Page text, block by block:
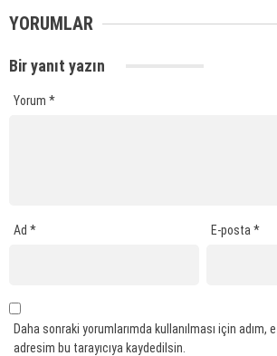
YORUMLAR
Bir yanıt yazın
Yorum *
Ad * E-posta*
Daha sonraki yorumlarımda kullanılması için
adresim bu tarayıcıya kaydedilsin.